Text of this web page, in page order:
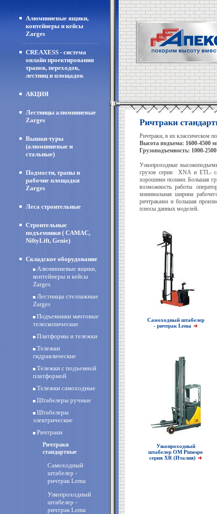
Алюминиевые ящики,
контейнеры и кейсы
Zarges
CREAXESS - система
онлайн проектирования
трапов, переходов,
лестниц и площадок
АКЦИЯ
Лестницы алюминиевые
Zarges
Вышки-туры
(алюминиевые и
стальные)
Подмости, трапы и
рабочие площадки
Zarges
Леса строительные
Строительные
подъемники ( CAMAC,
NiftyLift, Genie)
Складское оборудование
Алюминиевые ящики,
контейнеры и кейсы
Zarges
Лестницы стеллажные
Zarges
Подъемники мачтовые
телескопические
Платформы и тележки
Тележки
гидравлические
Тележки с подъемной
платформой
Тележки самоходные
Штабелеры ручные
Штабелеры
электрические
Ричтраки
Ричтраки
стандартные
Самоходный
штабелер -
ричтрак Lema
Узкопроходный
штабелер -
ричтрак Lema
Ричтраки
Ричтраки, в их классическом
Высота подъема: 1600-
Грузоподъемность: 1000-2500
Узкопроходные
грузов серии XNA и ETL-
хорошими полами. Большая
возможность работы
минимальная ширина
ричтраками и большая
плюсы данных моделей.
Самоходный штабелер
- ричтрак Lema
Узкопроходный
штабелер OM Pimespo
серия XR (Италия)